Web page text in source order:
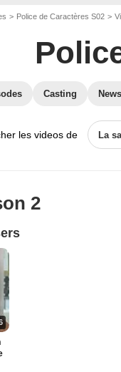
Police de Caractères S02
Casting News
les videos de La
2